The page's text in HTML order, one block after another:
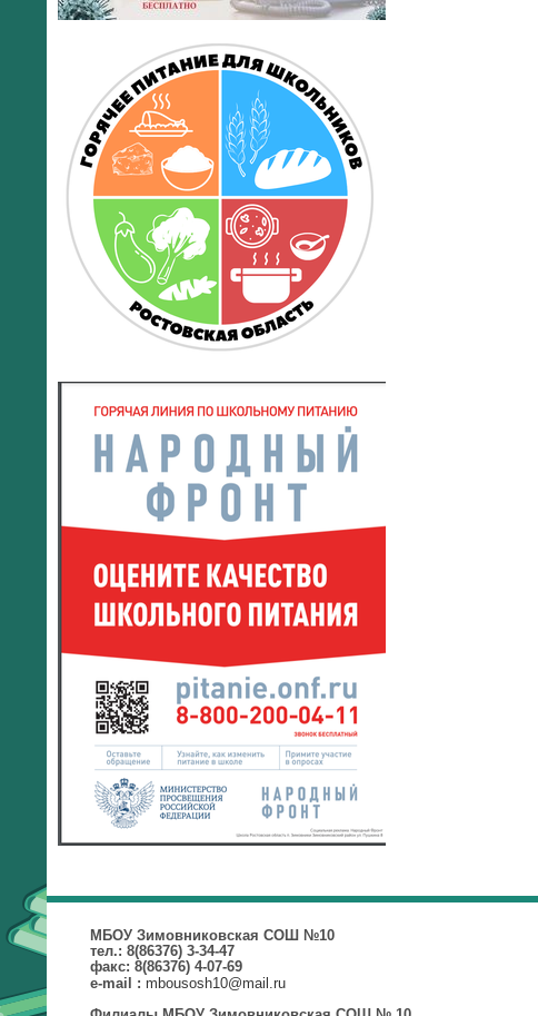
МБОУ Зимовниковская СОШ №10
тел.: 8(86376) 3-34-47
факс: 8(86376) 4-07-69
e-mail : mbousosh10@mail.ru